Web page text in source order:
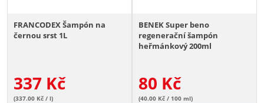
FRANCODEX Šampón na
černou srst 1L
337 Kč
(337.00 Kč / l)
BENEK Super beno
regenerační šampón
heřmánkový 200ml
80 Kč
(40.00 Kč / 100 ml)